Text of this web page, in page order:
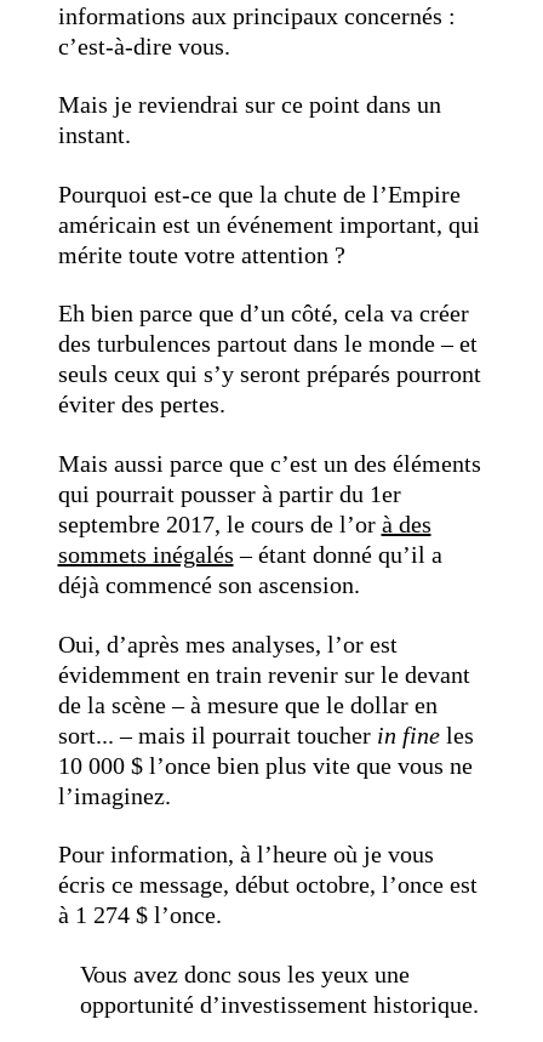
informations aux principaux concernés :
c’est-à-dire vous.
Mais je reviendrai sur ce point dans un
instant.
Pourquoi est-ce que la chute de l’Empire
américain est un événement important, qui
mérite toute votre attention ?
Eh bien parce que d’un côté, cela va créer
des turbulences partout dans le monde – et
seuls ceux qui s’y seront préparés pourront
éviter des pertes.
Mais aussi parce que c’est un des éléments
qui pourrait pousser à partir du 1er
septembre 2017, le cours de l’or à des
sommets inégalés – étant donné qu’il a
déjà commencé son ascension.
Oui, d’après mes analyses, l’or est
évidemment en train revenir sur le devant
de la scène – à mesure que le dollar en
sort... – mais il pourrait toucher in fine les
10 000 $ l’once bien plus vite que vous ne
l’imaginez.
Pour information, à l’heure où je vous
écris ce message, début octobre, l’once est
à 1 274 $ l’once.
Vous avez donc sous les yeux une
opportunité d’investissement historique.